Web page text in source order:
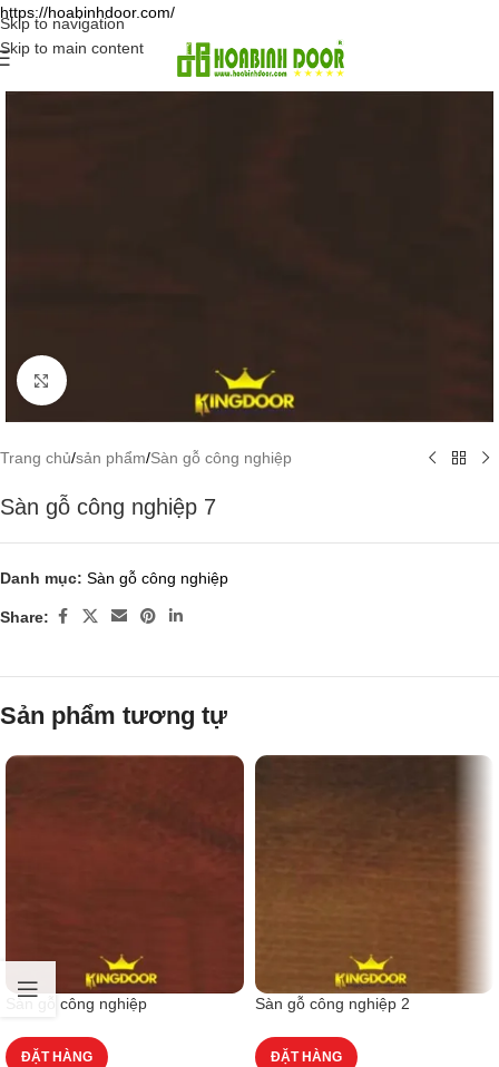
https://hoabinhdoor.com/
Skip to navigation
Skip to main content
Click to enlarge
Trang chủ/sản phẩm/Sàn gỗ công nghiệp
Sàn gỗ công nghiệp 7
Danh mục: Sàn gỗ công nghiệp
Share:
Sản phẩm tương tự
Sàn gỗ công nghiệp
ĐẶT HÀNG
Sàn gỗ công nghiệp 2
ĐẶT HÀNG